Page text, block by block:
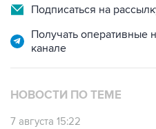
Подписаться на
Получать оперативные
канале
НОВОСТИ ПО ТЕМЕ
7 августа 15:22